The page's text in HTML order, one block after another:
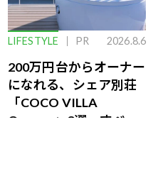
LIFESTYLE PR 2026.8.6
200万円台からオーナー
になれる、シェア別荘
「COCO VILLA
Owners」3選。すべて